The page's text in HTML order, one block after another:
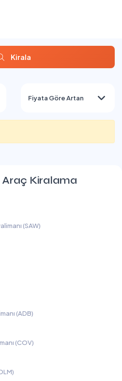
Kirala
Fiyata Göre Artan
Kiralama
(SAW)
(ADB)
(COV)